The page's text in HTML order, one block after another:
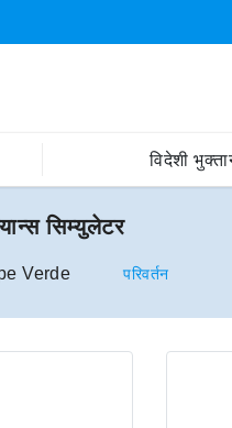
विदेशी
सिम्युलेटर
Verde परिवर्तन